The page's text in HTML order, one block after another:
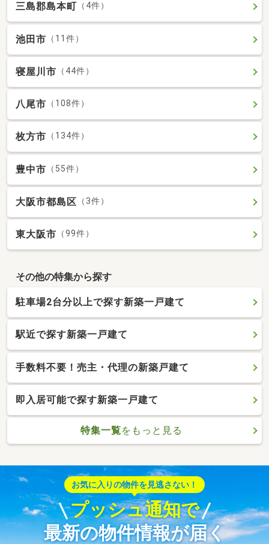
三島郡島本町 （4件）
池田市 （11件）
寝屋川市 （44件）
八尾市 （108件）
枚方市 （134件）
豊中市 （55件）
大阪市都島区 （3件）
東大阪市 （99件）
その他の特集から探す
駐車場2台分以上で探す新築一戸建て
駅近で探す新築一戸建て
手数料不要！売主・代理の新築戸建て
即入居可能で探す新築一戸建て
特集一覧をもっと見る
お気に入りの物件を見逃さない！
プッシュ通知で
最新の物件情報が届く